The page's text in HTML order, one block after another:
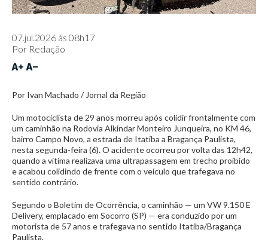
07.jul.2026 às 08h17
Por Redação
Por Ivan Machado / Jornal da Região
Um motociclista de 29 anos morreu após colidir frontalmente com
um caminhão na Rodovia Alkindar Monteiro Junqueira, no KM 46,
bairro Campo Novo, a estrada de Itatiba a Bragança Paulista,
nesta segunda-feira (6). O acidente ocorreu por volta das 12h42,
quando a vítima realizava uma ultrapassagem em trecho proibido
e acabou colidindo de frente com o veículo que trafegava no
sentido contrário.
Segundo o Boletim de Ocorrência, o caminhão — um VW 9.150 E
Delivery, emplacado em Socorro (SP) — era conduzido por um
motorista de 57 anos e trafegava no sentido Itatiba/Bragança
Paulista.